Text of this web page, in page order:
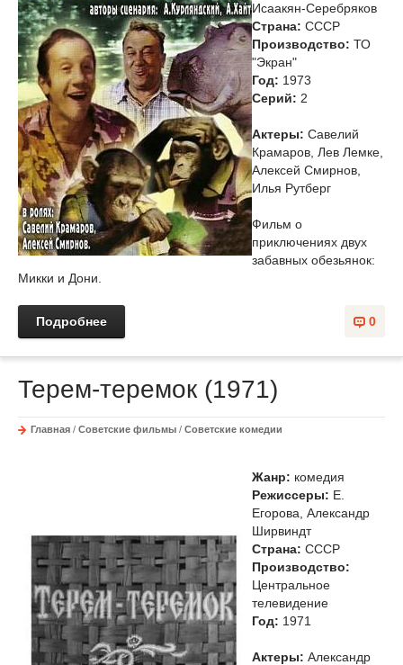
Исаакян-Серебряков
Страна: СССР
Производство: ТО
"Экран"
Год: 1973
Cерий: 2
Актеры: Савелий
Крамаров, Лев Лемке,
Алексей Смирнов,
Илья Рутберг
Фильм о
приключениях двух
забавных обезьянок:
Микки и Дони.
0
Подробнее
Терем-теремок (1971)
Главная / Советские фильмы / Советские комедии
Жанр: комедия
Режиссеры: Е.
Егорова, Александр
Ширвиндт
Страна: СССР
Производство:
Центральное
телевидение
Год: 1971
Актеры: Александр